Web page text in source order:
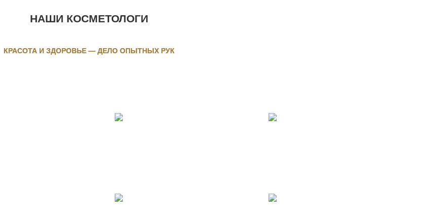
НАШИ КОСМЕТОЛОГИ
КРАСОТА И ЗДОРОВЬЕ — ДЕЛО ОПЫТНЫХ РУК